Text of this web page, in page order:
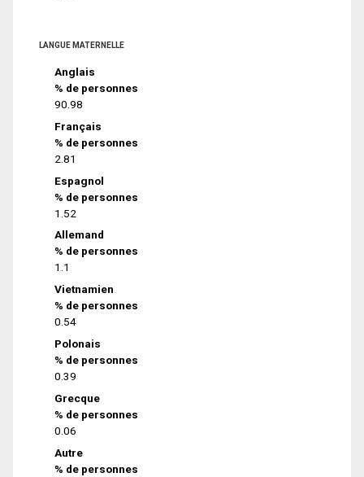
LANGUE MATERNELLE
Anglais
% de personnes
90.98
Français
% de personnes
2.81
Espagnol
% de personnes
1.52
Allemand
% de personnes
1.1
Vietnamien
% de personnes
0.54
Polonais
% de personnes
0.39
Grecque
% de personnes
0.06
Autre
% de personnes